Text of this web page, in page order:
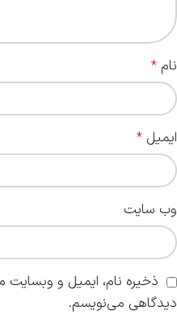
نام *
ایمیل *
وب‌ سایت
ذخیره نام، ایمیل و وبسایت
دیدگاهی می‌نویسم.